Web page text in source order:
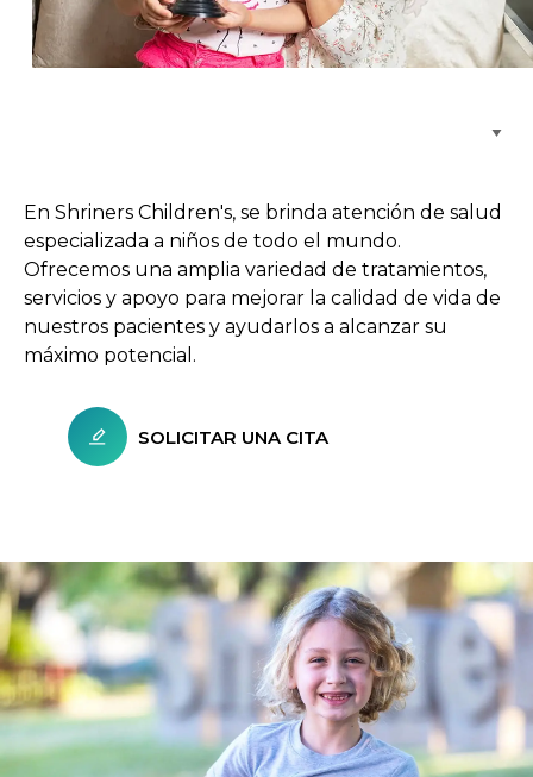
En Shriners Children's, se brinda atención de salud
especializada a niños de todo el mundo.
Ofrecemos una amplia variedad de tratamientos,
servicios y apoyo para mejorar la calidad de vida de
nuestros pacientes y ayudarlos a alcanzar su
máximo potencial.
SOLICITAR UNA CITA